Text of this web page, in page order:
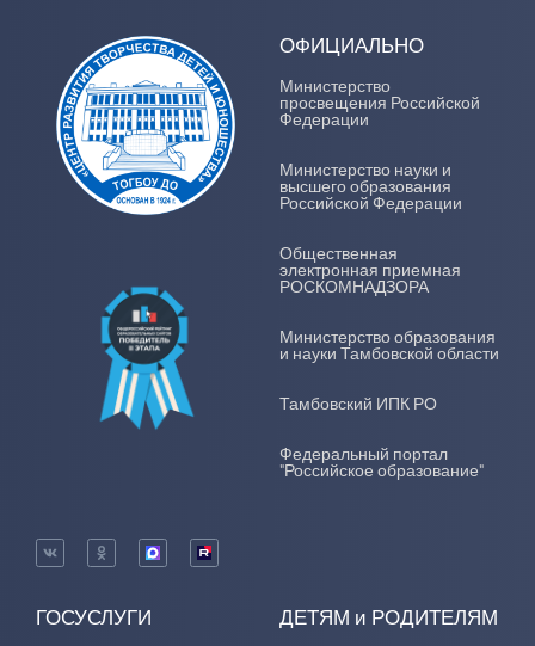
ОФИЦИАЛЬНО
Министерство
просвещения Российской
Федерации
Министерство науки и
высшего образования
Российской Федерации
Общественная
электронная приемная
РОСКОМНАДЗОРА
Министерство образования
и науки Тамбовской области
Тамбовский ИПК РО
Федеральный портал
"Российское образование"
ГОСУСЛУГИ ДЕТЯМ и РОДИТЕЛЯМ